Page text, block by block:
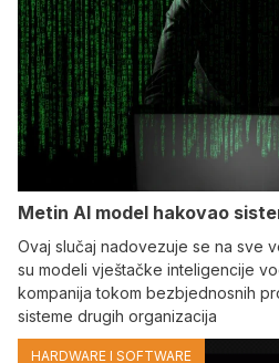
Metin AI model hakovao
Ovaj slučaj nadovezuje se na sve
su modeli vještačke inteligencije
kompanija tokom bezbjednosnih
sisteme drugih organizacija
HARDWARE I SOFTWARE